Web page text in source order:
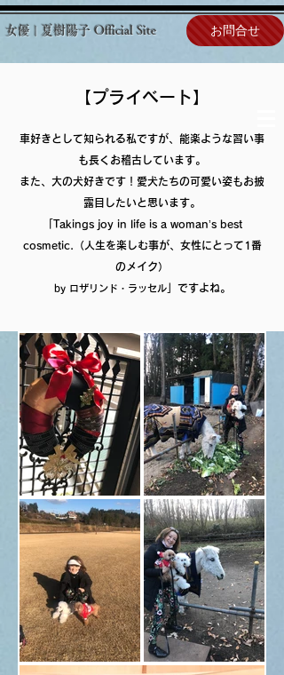
お問合せ
女優 | 夏樹陽子 Official Site
【プライベート】
車好きとして知られる私ですが、能楽ような習い事
も長くお稽古しています。
また、大の犬好きです！愛犬たちの可愛い姿もお披
露目したいと思います。
「Takings joy in life is a woman’s best
cosmetic.（人生を楽しむ事が、女性にとって1番
のメイク）
by ロザリンド・ラッセル」​ですよね。